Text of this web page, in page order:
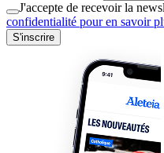
J'accepte de recevoir la
confidentialité pour en savoir
S'inscrire